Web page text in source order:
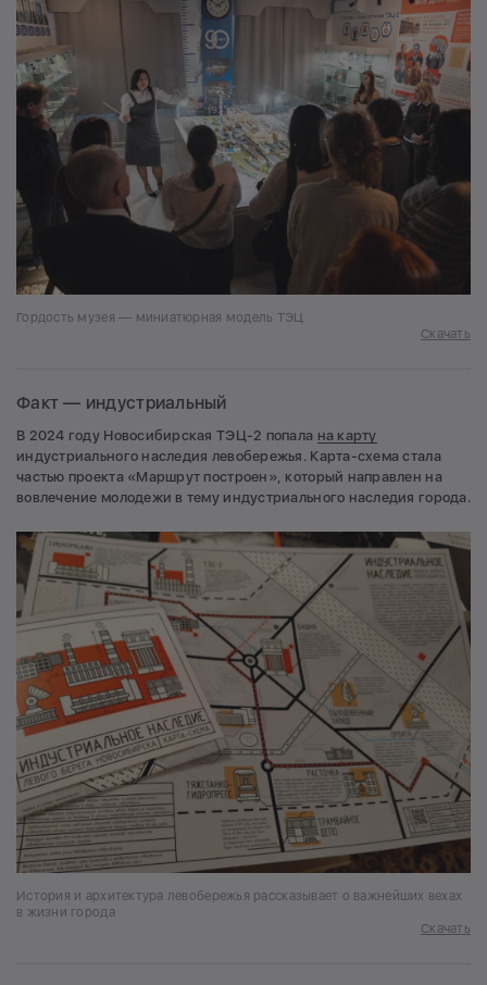
Гордость музея — миниатюрная модель ТЭЦ
Скачать
Факт — индустриальный
В 2024 году Новосибирская ТЭЦ-2 попала на карту
индустриального наследия левобережья. Карта-схема стала
частью проекта «Маршрут построен», который направлен на
вовлечение молодежи в тему индустриального наследия города.
История и архитектура левобережья рассказывает о важнейших вехах
в жизни города
Скачать